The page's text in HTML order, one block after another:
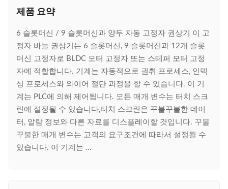
제품 요약
6 슬롯머신 / 9 슬롯머신과 양두 자동 고정자 권상기 이 고
정자 바늘 권상기는 6 슬롯머신, 9 슬롯머신과 12개 슬롯
머신 고정자로 BLDC 모터 고정자 또는 스테퍼 모터 고정
자에 적합합니다. 기계는 자동적으로 권취 프로세스, 인덱
싱 프로세스와 와이어 절단 과정을 할 수 있습니다. 이 기
계는 PLC에 의해 제어됩니다. 모든 매개 변수는 터치 스크
린에 설정될 수 있습니다,터치 스크린은 꾸불꾸불한 데이
터, 알람 정보와 다른 자료를 디스플레이할 것입니다. 꾸불
꾸불한 매개 변수는 고객의 요구조건에 따라서 설정될 수
있습니다. 이 기계는 ...